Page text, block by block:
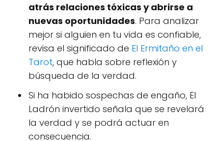
atrás relaciones tóxicas y abrirse a
nuevas oportunidades. Para analizar
mejor si alguien en tu vida es confiable,
revisa el significado de El Ermitaño en el
Tarot, que habla sobre reflexión y
búsqueda de la verdad.
Si ha habido sospechas de engaño, El
Ladrón invertido señala que se revelará
la verdad y se podrá actuar en
consecuencia.